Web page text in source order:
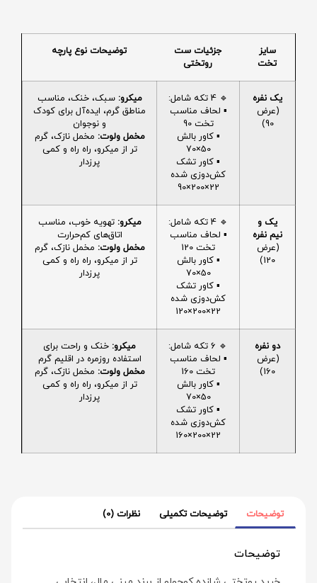
سایز
تخت
جزئیات ست
روتختی
توضیحات نوع پارچه
یک نفره
(عرض
90)
🔹 4 تکه شامل:
▪️ لحاف مناسب
تخت 90
▪️ کاور بالش
50×70
▪️ کاور تشک
کش‌دوزی شده
22×200×90
میکرو: سبک، خنک، مناسب
مناطق گرم، ایده‌آل برای کودک
و نوجوان
مخمل ولوت: مخمل نازک، گرم
تر از میکرو، راه راه و کمی
پرزدار
یک و
نیم نفره
(عرض
120)
🔹 4 تکه شامل:
▪️ لحاف مناسب
تخت 120
▪️ کاور بالش
50×70
▪️ کاور تشک
کش‌دوزی شده
22×200×120
میکرو: تهویه خوب، مناسب
اتاق‌های کم‌حرارت
مخمل ولوت: مخمل نازک، گرم
تر از میکرو، راه راه و کمی
پرزدار
دو نفره
(عرض
160)
🔹 6 تکه شامل:
▪️ لحاف مناسب
تخت 160
▪️ کاور بالش
50×70
▪️ کاور تشک
کش‌دوزی شده
22×200×160
میکرو: خنک و راحت برای
استفاده روزمره در اقلیم گرم
مخمل ولوت: مخمل نازک، گرم
تر از میکرو، راه راه و کمی
پرزدار
توضیحات توضیحات تکمیلی نظرات (0)
توضیحات